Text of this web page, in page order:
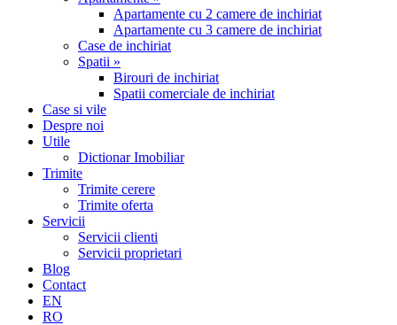
Apartamente cu 2 camere de inchiriat
Apartamente cu 3 camere de inchiriat
Case de inchiriat
Spatii »
Birouri de inchiriat
Spatii comerciale de inchiriat
Case si vile
Despre noi
Utile
Dictionar Imobiliar
Trimite
Trimite cerere
Trimite oferta
Servicii
Servicii clienti
Servicii proprietari
Blog
Contact
EN
RO